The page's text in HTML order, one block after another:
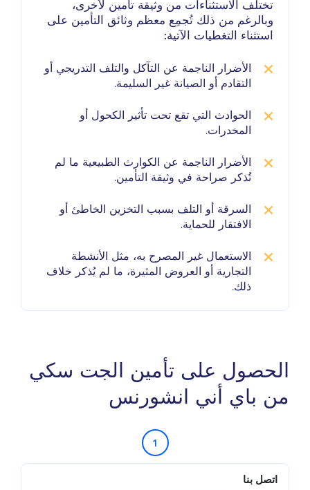
تختلف الاستثناءات من وثيقة تأمين لأخرى،
وبالرغم من ذلك تُجمِع معظم وثائق التأمين على
استثناء التغطيات الآتية:
الأضرار الناجمة عن التآكل والتلف التدريجي أو
التقادم أو الصيانة غير السليمة.
الحوادث التي تقع تحت تأثير الكحول أو
المخدرات.
الأضرار الناجمة عن الكوارث الطبيعية ما لم
تُذكر صراحة في وثيقة التأمين.
السرقة أو التلف بسبب التخزين الخاطئ أو
الافتقار للحماية.
الاستعمال غير المصرح به، مثل الأنشطة
التجارية أو العروض المثيرة، ما لم يُذكر خلاف
ذلك.
الحصول على تأمين الجت سكي
من باي أني انشورنس
1
اتصل بنا